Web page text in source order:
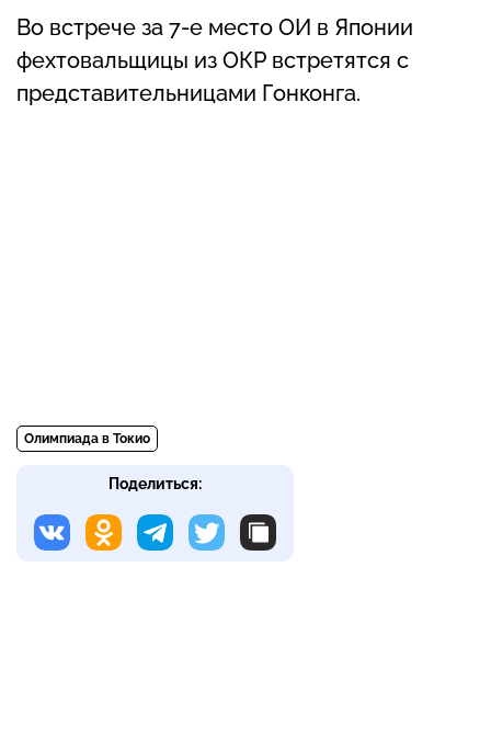
Во встрече за 7-е место ОИ в Японии
фехтовальщицы из ОКР встретятся с
представительницами Гонконга.
Олимпиада в Токио
Поделиться: